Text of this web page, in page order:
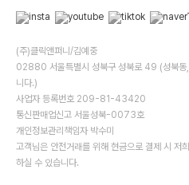
(주)클릭앤퍼니/김예중
02880 서울특별시 성북구 성북로 49 (성북동
니다.)
사업자 등록번호 209-81-43420
통신판매업신고 서울성북-0073호
개인정보관리책임자 박수미
고객님은 안전거래를 위해 현금으로 결제 시 저
하실 수 있습니다.